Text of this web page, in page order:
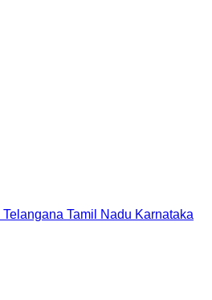
Telangana Tamil Nadu Karnataka